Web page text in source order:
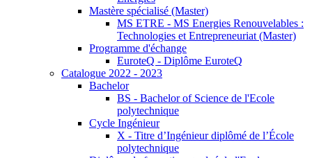
Mastère spécialisé (Master)
MS ETRE - MS Energies Renouvelables :
Technologies et Entrepreneuriat (Master)
Programme d'échange
EuroteQ - Diplôme EuroteQ
Catalogue 2022 - 2023
Bachelor
BS - Bachelor of Science de l'Ecole
polytechnique
Cycle Ingénieur
X - Titre d’Ingénieur diplômé de l’École
polytechnique